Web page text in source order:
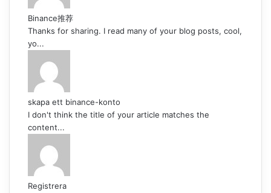
Binance推荐
Thanks for sharing. I read many of your blog posts, cool,
yo...
skapa ett binance-konto
I don't think the title of your article matches the
content...
Registrera